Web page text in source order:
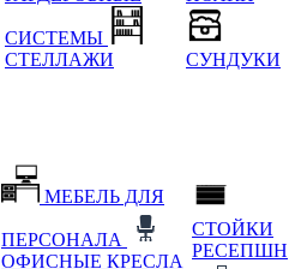
СИСТЕМЫ
СТЕЛЛАЖИ
СУНДУКИ
МЕБЕЛЬ ДЛЯ
ПЕРСОНАЛА
ОФИСНЫЕ КРЕСЛА
СТОЙКИ
РЕСЕПШН